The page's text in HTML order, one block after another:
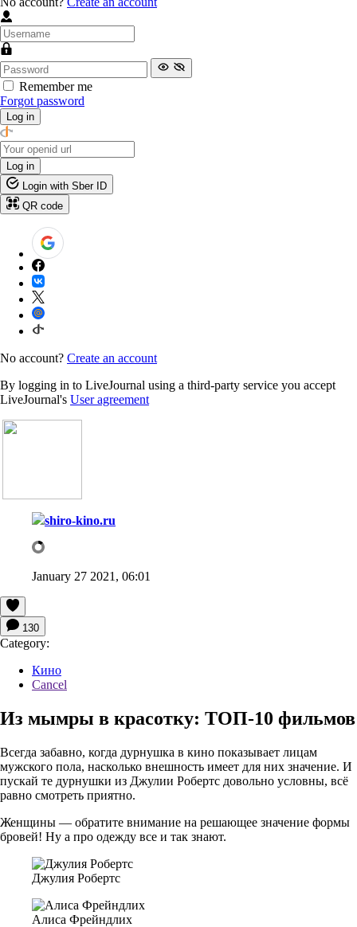
Remember me
Forgot password
Log in
Log in
Login with Sber ID
QR code
No account? Create an account
By logging in to LiveJournal using a third-party service you accept
LiveJournal's User agreement
shiro-kino.ru
January 27 2021, 06:01
130
Category:
Кино
Cancel
Из мымры в красотку: ТОП-10 фильмов
Всегда забавно, когда дурнушка в кино показывает лицам
мужского пола, насколько внешность имеет для них значение. И
пускай те дурнушки из Джулии Робертс довольно условны, всё
равно смотреть приятно.
Женщины — обратите внимание на решающее значение формы
бровей! Ну а про одежду все и так знают.
Джулия Робертс
Алиса Фрейндлих